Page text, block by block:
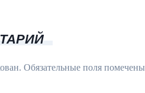
Обязательные поля помечены